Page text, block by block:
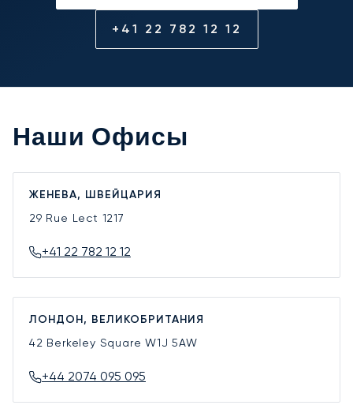
+41 22 782 12 12
Наши Офисы
ЖЕНЕВА, ШВЕЙЦАРИЯ
29 Rue Lect 1217
+41 22 782 12 12
ЛОНДОН, ВЕЛИКОБРИТАНИЯ
42 Berkeley SquareW1J 5AW
+44 2074 095 095